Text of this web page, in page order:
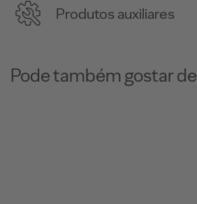
Produtos auxiliares
Pode também gostar de